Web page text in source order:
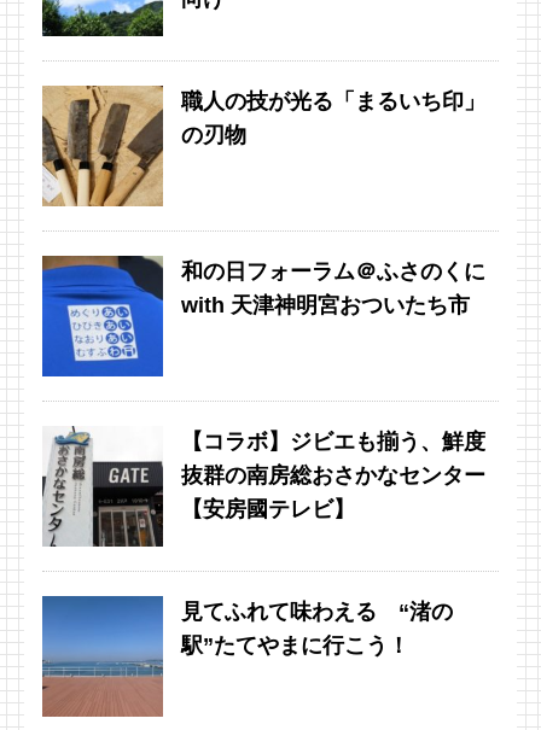
職人の技が光る「まるいち印」
の刃物
和の日フォーラム＠ふさのくに
with 天津神明宮おついたち市
【コラボ】ジビエも揃う、鮮度
抜群の南房総おさかなセンター
【安房國テレビ】
見てふれて味わえる “渚の
駅”たてやまに行こう！